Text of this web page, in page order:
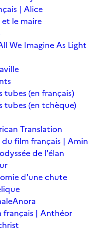
| Alice
le maire
We Imagine As Light
(en français)
tubes (en tchèque)
Translation
du film français | Amin
de l'élan
d'une chute
Anora
français | Anthéor